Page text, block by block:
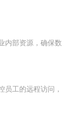
内部资源，确保数
员工的远程访问，